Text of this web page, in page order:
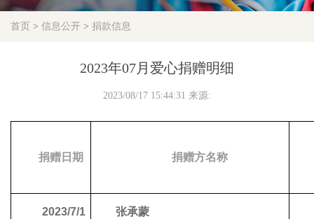
首页 > 信息公开 > 捐款信息
2023年07月爱心捐赠明细
2023/08/17 15:44:31 来源:
捐赠日期 捐赠方名称
2023/7/1 张承蒙